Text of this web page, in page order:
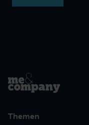
Themen